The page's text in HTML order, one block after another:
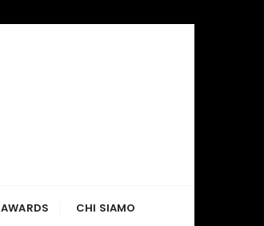
AWARDS CHI SIAMO